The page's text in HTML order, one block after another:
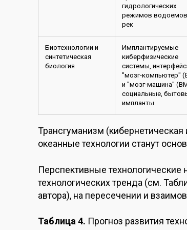
гидрологических
режимов
рек
Биотехнологии и
синтетическая
биология
Имплантируемые
киберфизические
системы,
"мозг-компьютер"
и "мозг-машина"
социальные,
импланты
Трансгуманизм
океанные технологии станут
Перспективные
технологических тренда (см.
автора), на пересечении и
Таблица 4. Прогноз развития